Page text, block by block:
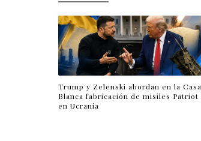
Trump y Zelenski abordan en la Casa
Blanca fabricación de misiles Patriot
en Ucrania